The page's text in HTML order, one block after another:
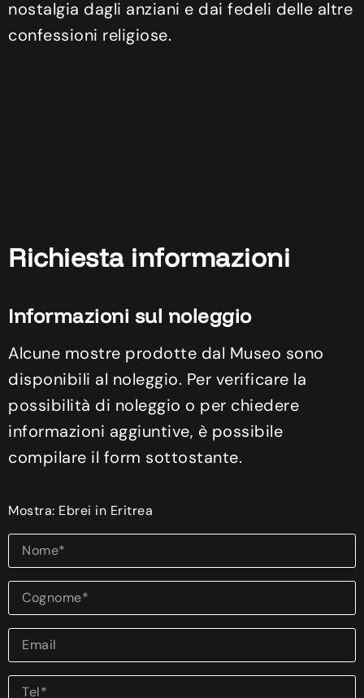
nostalgia dagli anziani e dai fedeli delle altre
confessioni religiose.
Richiesta informazioni
Informazioni sul noleggio
Alcune mostre prodotte dal Museo sono
disponibili al noleggio. Per verificare la
possibilità di noleggio o per chiedere
informazioni aggiuntive, è possibile
compilare il form sottostante.
Mostra: Ebrei in Eritrea